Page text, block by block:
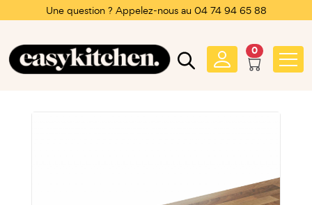
Une question ? Appelez-nous au 04 74 94 65 88
0